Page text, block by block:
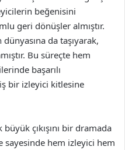
beğenisini
geri dönüşler almıştır.
da taşıyarak,
Bu süreçte hem
başarılı
bir izleyici kitlesine
çıkışını bir dramada
sayesinde hem izleyici hem